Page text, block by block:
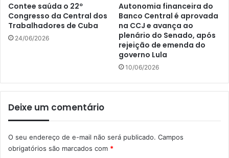
Contee saúda o 22º
Congresso da Central dos
Trabalhadores de Cuba
24/06/2026
Autonomia financeira do
Banco Central é aprovada
na CCJ e avança ao
plenário do Senado, após
rejeição de emenda do
governo Lula
10/06/2026
Deixe um comentário
O seu endereço de e-mail não será publicado. Campos
obrigatórios são marcados com *